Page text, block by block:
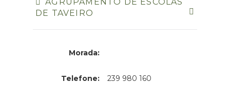
DE TAVEIRO
Morada:
Telefone:
239 980 160